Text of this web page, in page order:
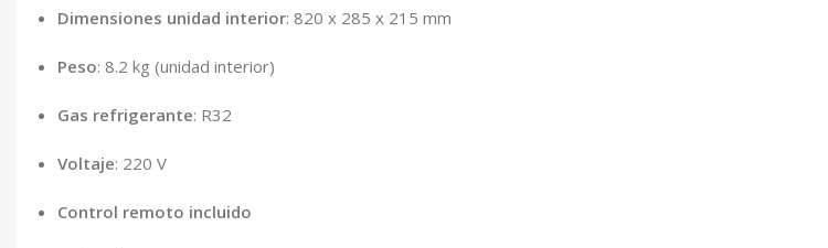
Dimensiones unidad interior: 820 x 285 x 215 mm
Peso: 8.2 kg (unidad interior)
Gas refrigerante: R32
Voltaje: 220 V
Control remoto incluido